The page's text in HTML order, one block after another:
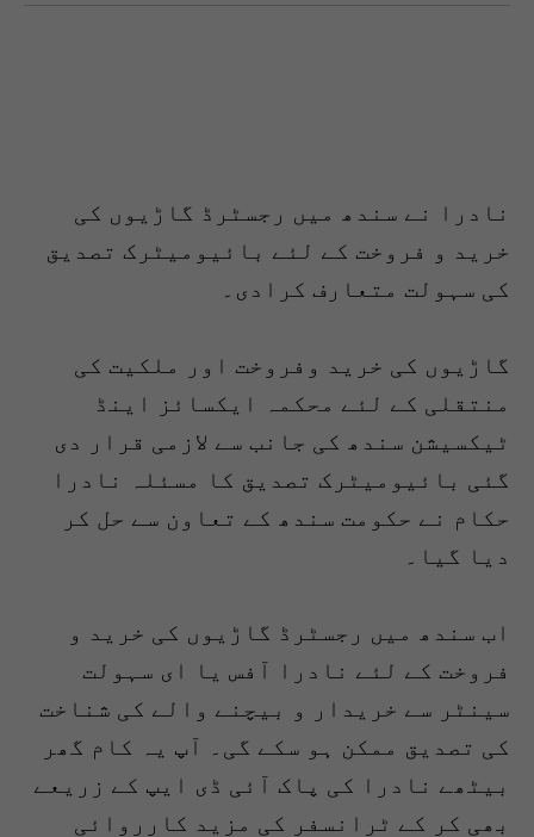
نادرا نے سندھ میں رجسٹرڈ گاڑیوں کی
خرید و فروخت کے لئے بائیومیٹرک تصدیق
کی سہولت متعارف کرادی۔
گاڑیوں کی خرید وفروخت اور ملکیت کی
منتقلی کے لئے محکمہ ایکسائز اینڈ
ٹیکسیشن سندھ کی جانب سے لازمی قرار دی
گئی بائیومیٹرک تصدیق کا مسئلہ نادرا
حکام نے حکومت سندھ کے تعاون سے حل کر
دیا گیا۔
اب سندھ میں رجسٹرڈ گاڑیوں کی خرید و
فروخت کے لئے نادرا آفس یا ای سہولت
سینٹر سے خریدار و بیچنے والے کی شناخت
کی تصدیق ممکن ہو سکے گی۔ آپ یہ کام گھر
بیٹھے نادرا کی پاک آئی ڈی ایپ کے زریعے
بھی کر کے ٹرانسفر کی مزید کارروائی